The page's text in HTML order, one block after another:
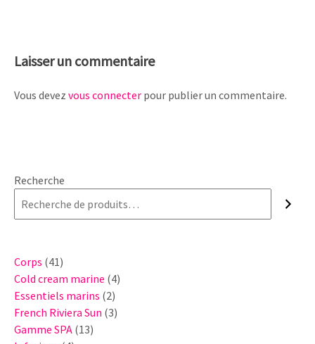
Laisser un commentaire
Vous devez vous connecter pour publier un commentaire.
Recherche
Corps 4141
produits
Cold cream marine 44
Essentiels marins 22
produits
French Riviera Sun 33
Gamme SPA 1313